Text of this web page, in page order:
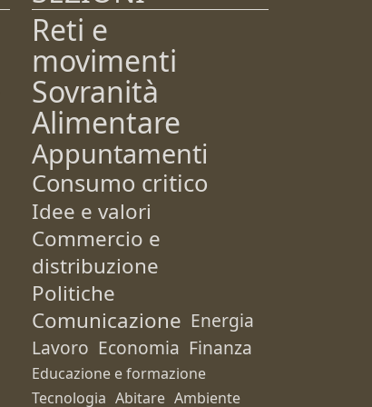
Reti e
movimenti
Sovranità
Alimentare
Appuntamenti
Consumo critico
Idee e valori
Commercio e
distribuzione
Politiche
Comunicazione Energia
Lavoro Economia Finanza
Educazione e formazione
Tecnologia Abitare Ambiente